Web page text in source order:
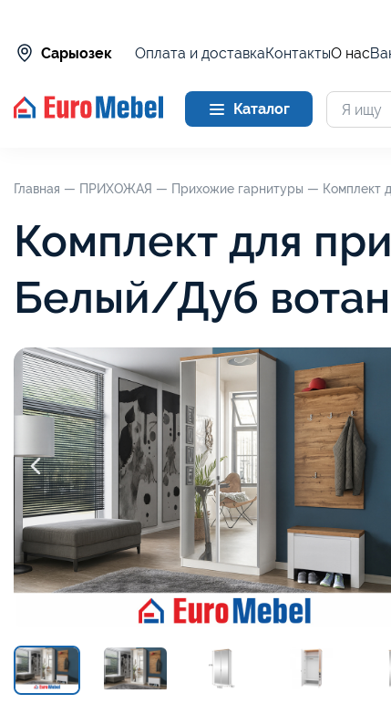
Сарыозек Оплата и доставкаКонтактыО нас
Каталог
Главная — ПРИХОЖАЯ — Прихожие гарнитуры — Комплект
Комплект для
Белый/Дуб